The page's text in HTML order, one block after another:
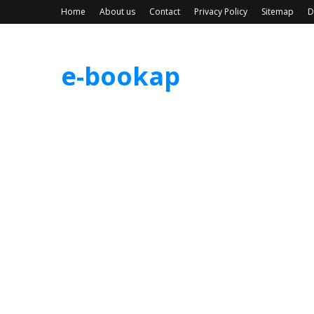
Home About us Contact Privacy Policy Sitemap
e-bookap